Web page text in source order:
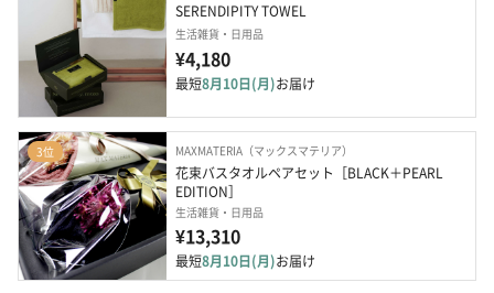
SERENDIPITY TOWEL
生活雑貨・日用品
¥4,180
最短8月10日(月)お届け
3位 MAXMATERIA（マックスマテリア）
花束バスタオルペアセット［BLACK＋PEARL
EDITION］
生活雑貨・日用品
¥13,310
最短8月10日(月)お届け